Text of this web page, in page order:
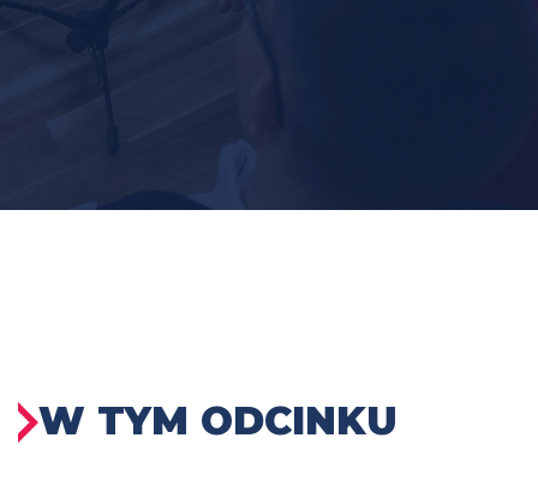
W TYM ODCINKU